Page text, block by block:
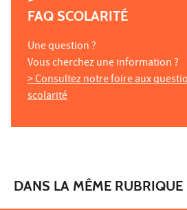
FAQ SCOLARITÉ
Une question ?
Vous cherchez une information ?
> Consultez notre foire aux
scolarité
DANS LA MÊME RUBRIQUE